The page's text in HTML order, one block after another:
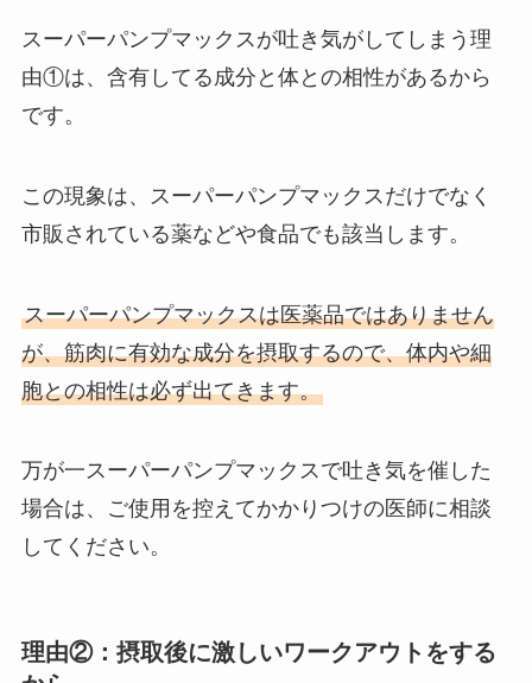
スーパーパンプマックスが吐き気がしてしまう理
由①は、含有してる成分と体との相性があるから
です。
この現象は、スーパーパンプマックスだけでなく
市販されている薬などや食品でも該当します。
スーパーパンプマックスは医薬品ではありません
が、筋肉に有効な成分を摂取するので、体内や細
胞との相性は必ず出てきます。
万が一スーパーパンプマックスで吐き気を催した
場合は、ご使用を控えてかかりつけの医師に相談
してください。
理由②：摂取後に激しいワークアウトをする